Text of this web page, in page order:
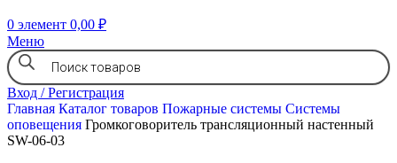
0 элемент 0,00 ₽
Меню
Вход / Регистрация
Главная Каталог товаров Пожарные системы Системы
оповещения Громкоговоритель трансляционный настенный
SW-06-03